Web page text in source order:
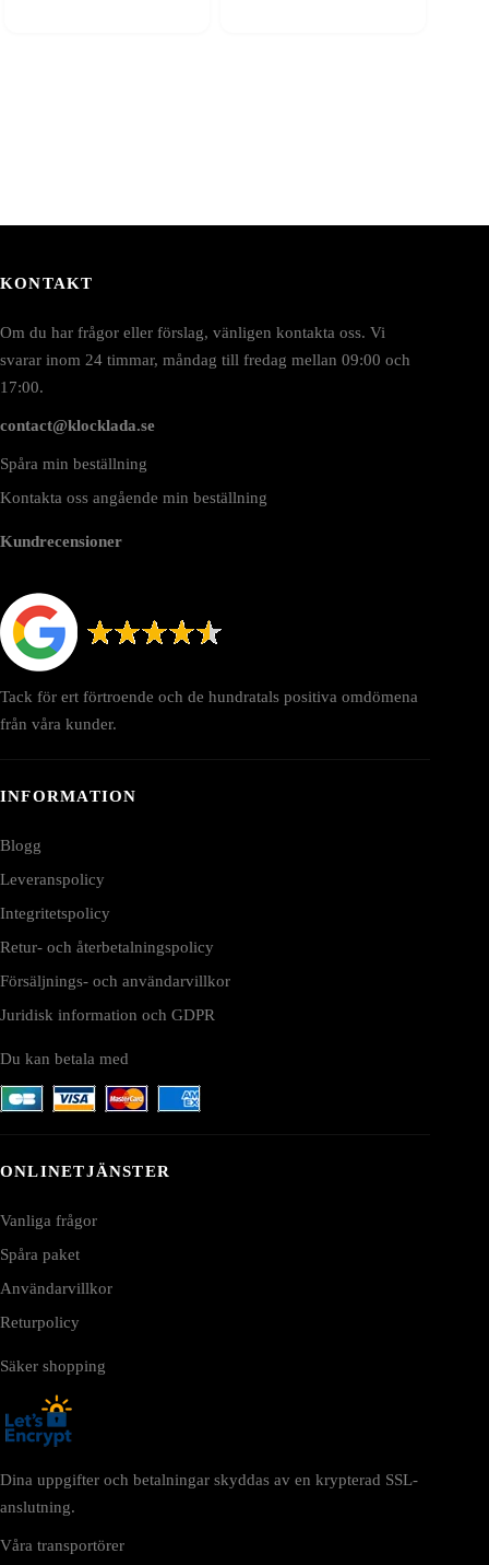
KONTAKT
Om du har frågor eller förslag, vänligen kontakta oss. Vi
svarar inom 24 timmar, måndag till fredag mellan 09:00 och
17:00.
contact@klocklada.se
Spåra min beställning
Kontakta oss angående min beställning
Kundrecensioner
Tack för ert förtroende och de hundratals positiva omdömena
från våra kunder.
INFORMATION
Blogg
Leveranspolicy
Integritetspolicy
Retur- och återbetalningspolicy
Försäljnings- och användarvillkor
Juridisk information och GDPR
Du kan betala med
ONLINETJÄNSTER
Vanliga frågor
Spåra paket
Användarvillkor
Returpolicy
Säker shopping
Dina uppgifter och betalningar skyddas av en krypterad SSL-
anslutning.
Våra transportörer